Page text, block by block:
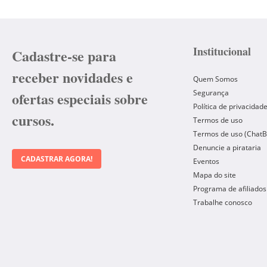
Cadastre-se para
receber novidades e
ofertas especiais sobre
cursos.
CADASTRAR AGORA!
Institucional
Quem Somos
Segurança
Política de privacidade
Termos de uso
Termos de uso
Denuncie a pirataria
Eventos
Mapa do site
Programa de afiliados
Trabalhe conosco